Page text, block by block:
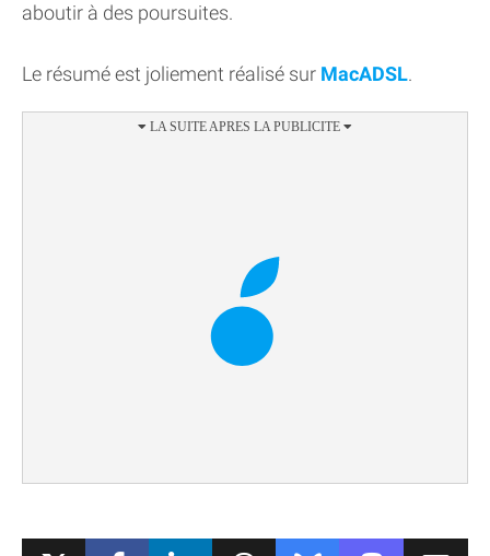
aboutir à des poursuites.
Le résumé est joliement réalisé sur MacADSL.